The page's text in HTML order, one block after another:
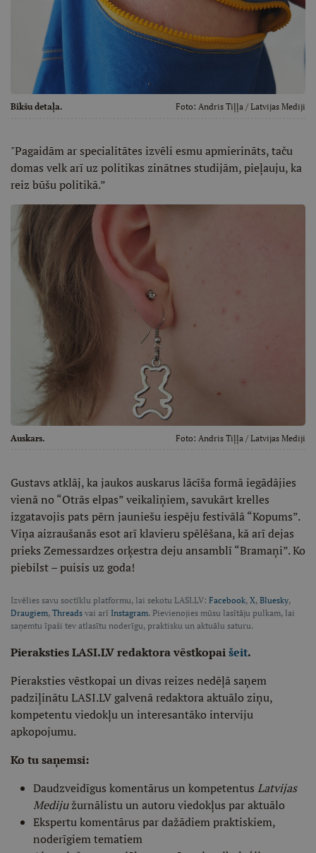
Bikšu detaļa. Foto: Andris Tiļļa / Latvijas Mediji
"Pagaidām ar specialitātes izvēli esmu apmierināts, taču
domas velk arī uz politikas zinātnes studijām, pieļauju, ka
reiz būšu politikā.”
Auskars. Foto: Andris Tiļļa / Latvijas Mediji
Gustavs atklāj, ka jaukos auskarus lācīša formā iegādājies
vienā no “Otrās elpas” veikaliņiem, savukārt krelles
izgatavojis pats pērn jauniešu iespēju festivālā “Kopums”.
Viņa aizraušanās esot arī klavieru spēlēšana, kā arī dejas
prieks Zemessardzes orķestra deju ansamblī “Bramaņi”. Ko
piebilst – puisis uz goda!
Izvēlies savu soctīklu platformu, lai sekotu LASI.LV: Facebook, X, Bluesky,
Draugiem, Threads vai arī Instagram. Pievienojies mūsu lasītāju pulkam, lai
saņemtu īpaši tev atlasītu noderīgu, praktisku un aktuālu saturu.
Pieraksties LASI.LV redaktora vēstkopaišeit.
Pieraksties vēstkopai un divas reizes nedēļā saņem
padziļinātu LASI.LV galvenā redaktora aktuālo ziņu,
kompetentu viedokļu un interesantāko interviju
apkopojumu.
Ko tu saņemsi:
Daudzveidīgus komentārus un kompetentus Latvijas
Medijužurnālistu un autoru viedokļus par aktuālo
Ekspertu komentārus par dažādiem praktiskiem,
noderīgiem tematiem